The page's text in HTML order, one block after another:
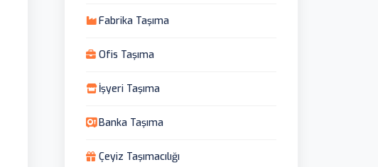
Fabrika Taşıma
Ofis Taşıma
İşyeri Taşıma
Banka Taşıma
Çeyiz Taşımacılığı